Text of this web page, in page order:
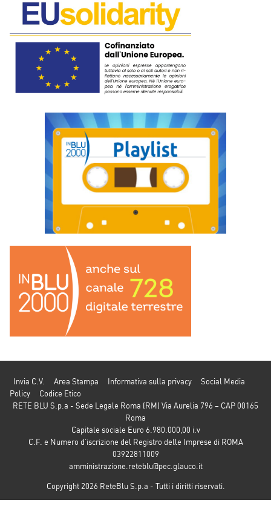
Invia C.V. Area Stampa Informativa sulla privacy
Social Media
Policy
Codice Etico
RETE BLU S.p.a - Sede Legale Roma (RM) Via Aurelia 796 – CAP 00165
Roma
Capitale sociale Euro 6.980.000,00 i.v
C.F. e Numero d’iscrizione del Registro delle Imprese di ROMA
03922811009
amministrazione.reteblu@pec.glauco.it
Copyright 2026 ReteBlu S.p.a - Tutti i diritti riservati.